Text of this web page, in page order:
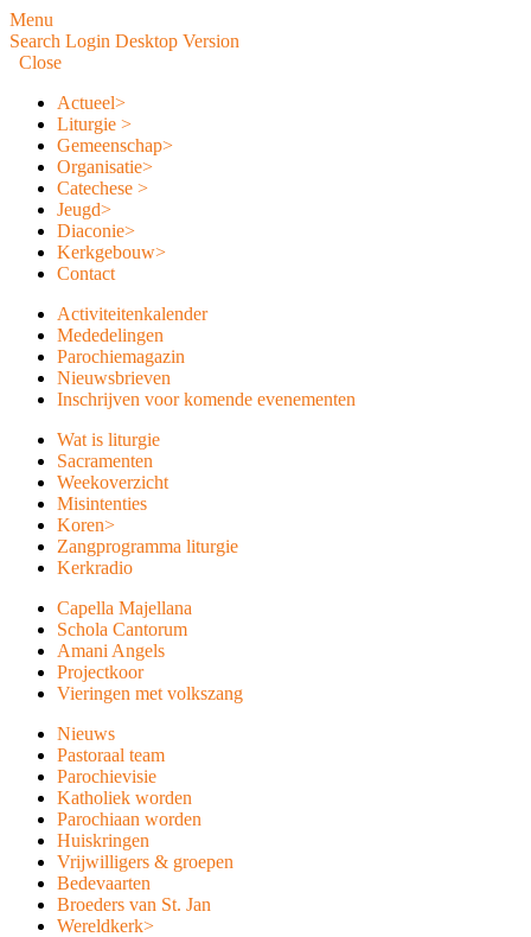
Menu
Search Login Desktop Version
Close
Actueel>
Liturgie >
Gemeenschap>
Organisatie>
Catechese >
Jeugd>
Diaconie>
Kerkgebouw>
Contact
Activiteitenkalender
Mededelingen
Parochiemagazin
Nieuwsbrieven
Inschrijven voor komende evenementen
Wat is liturgie
Sacramenten
Weekoverzicht
Misintenties
Koren>
Zangprogramma liturgie
Kerkradio
Capella Majellana
Schola Cantorum
Amani Angels
Projectkoor
Vieringen met volkszang
Nieuws
Pastoraal team
Parochievisie
Katholiek worden
Parochiaan worden
Huiskringen
Vrijwilligers & groepen
Bedevaarten
Broeders van St. Jan
Wereldkerk>